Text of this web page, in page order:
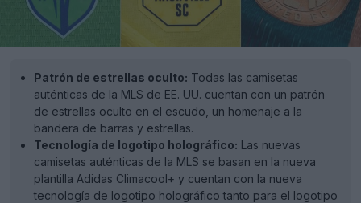
Patrón de estrellas oculto: Todas las camisetas
auténticas de la MLS de EE. UU. cuentan con un patrón
de estrellas oculto en el escudo, un homenaje a la
bandera de barras y estrellas.
Tecnología de logotipo holográfico: Las nuevas
camisetas auténticas de la MLS se basan en la nueva
plantilla Adidas Climacool+ y cuentan con la nueva
tecnología de logotipo holográfico tanto para el logotipo